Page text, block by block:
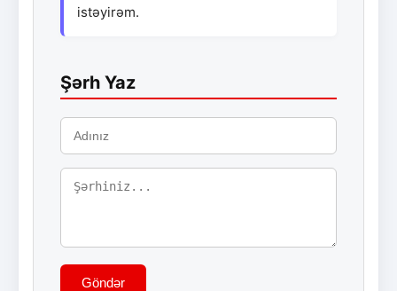
istəyirəm.
Şərh Yaz
Göndər